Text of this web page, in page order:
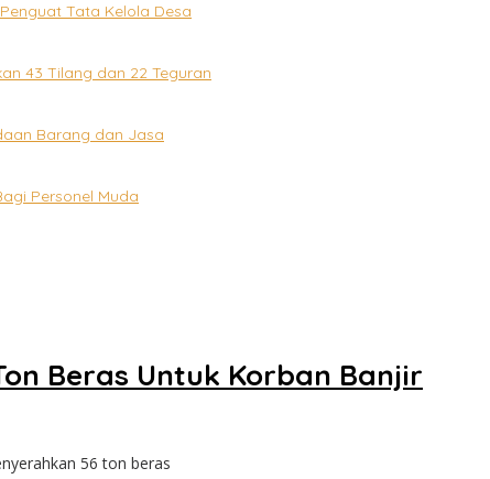
Tata Kelola Desa
43 Tilang dan 22 Teguran
Barang dan Jasa
Personel Muda
Beras Untuk Korban Banjir
56 ton beras